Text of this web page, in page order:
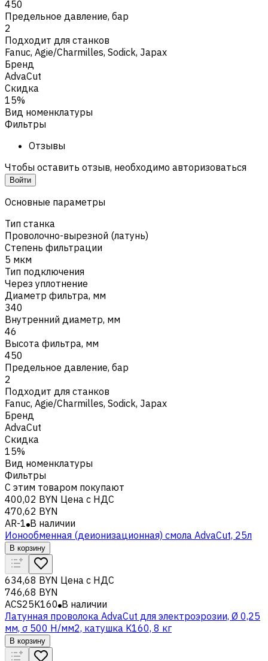
450
Предельное давление, бар
2
Подходит для станков
Fanuc, Agie/Charmilles, Sodick, Japax
Бренд
AdvaCut
Скидка
15%
Вид номенклатуры
Фильтры
Отзывы
Чтобы оставить отзыв, необходимо авторизоваться
Войти
Основные параметры
Тип станка
Проволочно-вырезной (латунь)
Степень фильтрации
5 мкм
Тип подключения
Через уплотнение
Диаметр фильтра, мм
340
Внутренний диаметр, мм
46
Высота фильтра, мм
450
Предельное давление, бар
2
Подходит для станков
Fanuc, Agie/Charmilles, Sodick, Japax
Бренд
AdvaCut
Скидка
15%
Вид номенклатуры
Фильтры
С этим товаром покупают
400,02 BYN Цена с НДС
470,62 BYN
AR-1 В наличии
Ионообменная (деионизационная) смола AdvaСut, 25л
В корзину
634,68 BYN Цена с НДС
746,68 BYN
ACS25K160 В наличии
Латунная проволока AdvaCut для электроэрозии, Ø 0,25
мм, σ 500 Н/мм2, катушка K160, 8 кг
В корзину